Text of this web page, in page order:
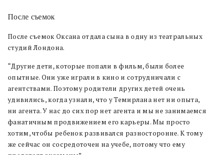
После съемок
После съемок Оксана отдала сына в одну из театральных
студий Лондона.
“Другие дети, которые попали в фильм, были более
опытные. Они уже играли в кино и сотрудничали с
агентствами. Поэтому родители других детей очень
удивились, когда узнали, что у Темирлана нет ни опыта,
ни агента. У нас до сих пор нет агента и мы не занимаемся
фанатичным продвижением его карьеры. Мы просто
хотим, чтобы ребенок развивался разносторонне. К тому
же сейчас он сосредоточен на учебе, потому что ему